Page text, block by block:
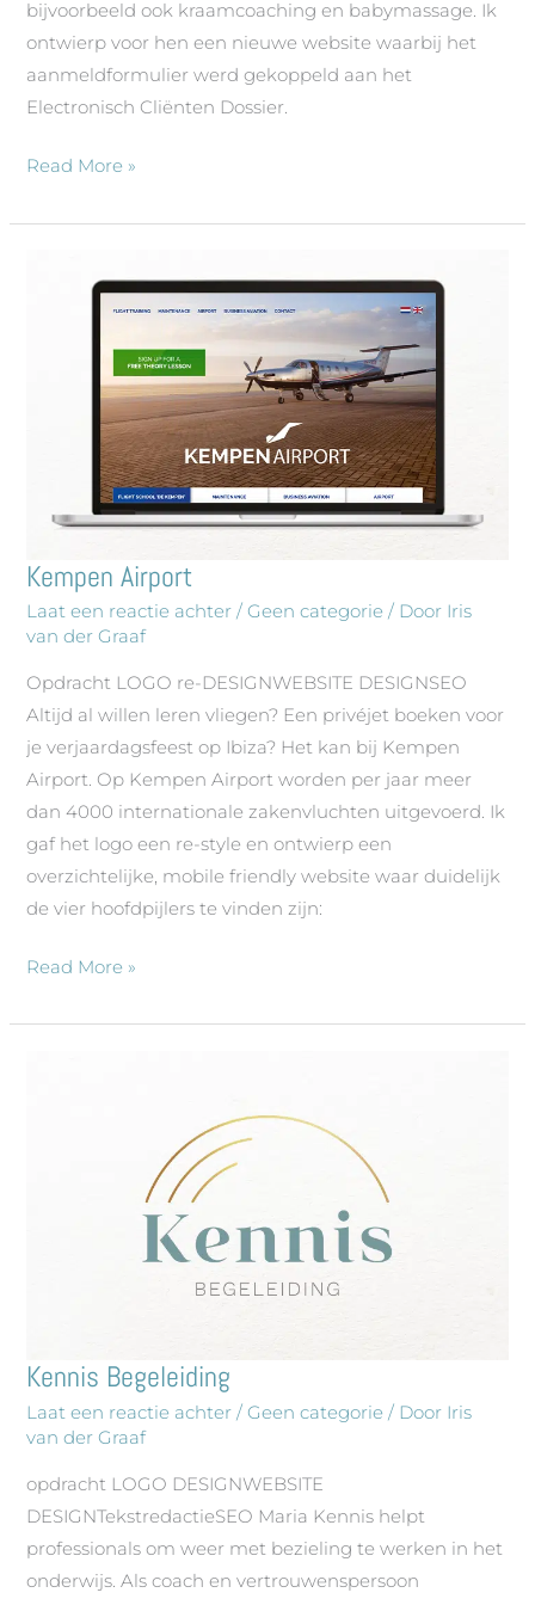
bijvoorbeeld ook kraamcoaching en babymassage. Ik
ontwierp voor hen een nieuwe website waarbij het
aanmeldformulier werd gekoppeld aan het
Electronisch Cliënten Dossier.
Read More »
Kempen Airport
Laat een reactie achter /Geen categorie / Door Iris
van der Graaf
Opdracht LOGO re-DESIGNWEBSITE DESIGNSEO
Altijd al willen leren vliegen? Een privéjet boeken voor
je verjaardagsfeest op Ibiza? Het kan bij Kempen
Airport. Op Kempen Airport worden per jaar meer
dan 4000 internationale zakenvluchten uitgevoerd. Ik
gaf het logo een re-style en ontwierp een
overzichtelijke, mobile friendly website waar duidelijk
de vier hoofdpijlers te vinden zijn:
Kempen
Airport
Read More »
Kennis Begeleiding
Laat een reactie achter /Geen categorie / Door Iris
van der Graaf
opdracht LOGO DESIGNWEBSITE
DESIGNTekstredactieSEO Maria Kennis helpt
professionals om weer met bezieling te werken in het
onderwijs. Als coach en vertrouwenspersoon
Kennis
Begeleiding